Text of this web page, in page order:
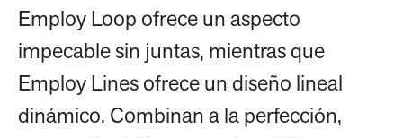
Employ Loop ofrece un aspecto
impecable sin juntas, mientras que
Employ Lines ofrece un diseño lineal
dinámico. Combinan a la perfección,